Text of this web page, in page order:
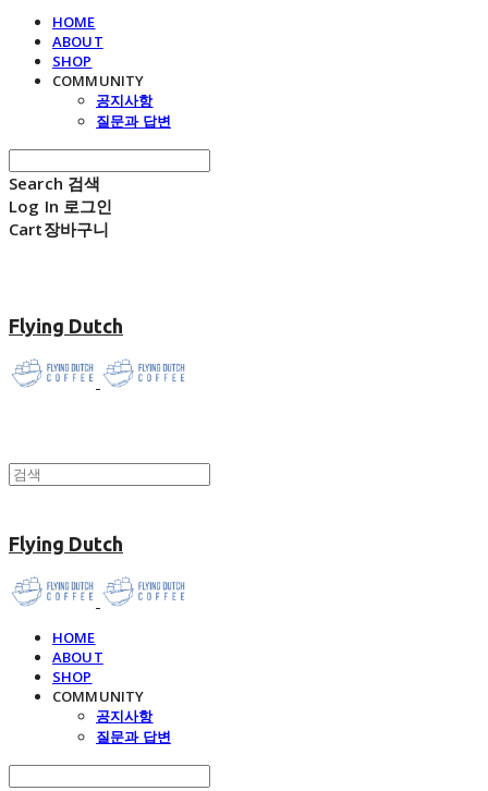
HOME
ABOUT
SHOP
COMMUNITY
공지사항
질문과 답변
Search 검색
Log In 로그인
Cart장바구니
Flying Dutch
Flying Dutch
HOME
ABOUT
SHOP
COMMUNITY
공지사항
질문과 답변